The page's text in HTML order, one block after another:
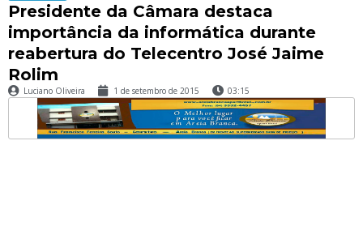
Presidente da Câmara destaca
importância da informática durante
reabertura do Telecentro José Jaime
Rolim
Luciano Oliveira 1 de setembro de 2015 03:15